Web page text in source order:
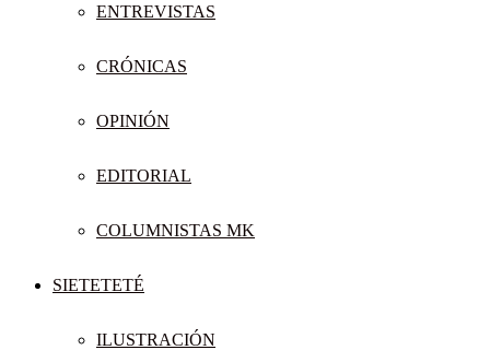
ENTREVISTAS
CRÓNICAS
OPINIÓN
EDITORIAL
COLUMNISTAS MK
SIETETETÉ
ILUSTRACIÓN